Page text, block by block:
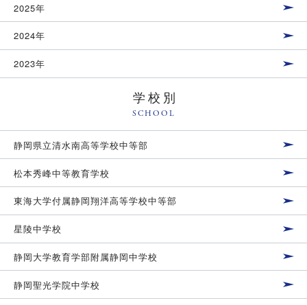
2025年
2024年
2023年
学校別
SCHOOL
静岡県立清水南高等学校中等部
松本秀峰中等教育学校
東海大学付属静岡翔洋高等学校中等部
星陵中学校
静岡大学教育学部附属静岡中学校
静岡聖光学院中学校